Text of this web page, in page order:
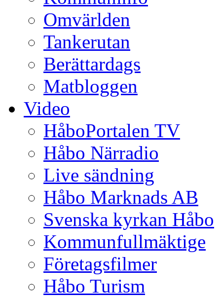
Omvärlden
Tankerutan
Berättardags
Matbloggen
Video
HåboPortalen TV
Håbo Närradio
Live sändning
Håbo Marknads AB
Svenska kyrkan Håbo
Kommunfullmäktige
Företagsfilmer
Håbo Turism